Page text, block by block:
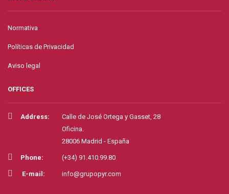
Normativa
Políticas de Privacidad
Aviso legal
OFFICES
Address:
Calle de José Ortega y Gasset, 28
Oficina.
28006 Madrid - España
Phone: (+34) 91.410.99.80
E-mail: info@grupopyr.com